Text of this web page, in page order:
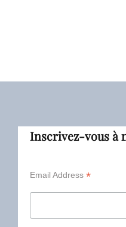
Inscrivez-vous à
Email Address *